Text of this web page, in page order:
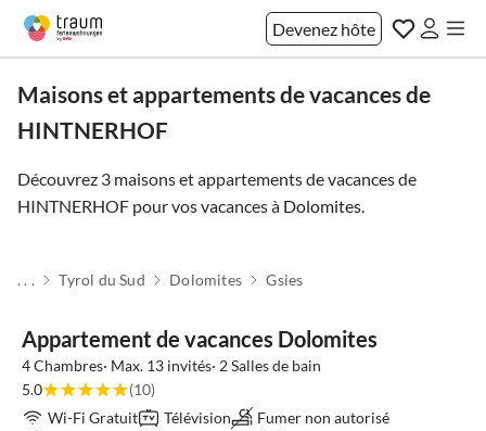
Devenez hôte
Maisons et appartements de vacances de
HINTNERHOF
Découvrez 3 maisons et appartements de vacances de
HINTNERHOF pour vos vacances à Dolomites.
. . . Tyrol du Sud Dolomites Gsies
Appartement de vacances Dolomites
4 Chambres· Max. 13 invités· 2 Salles de bain
5.0
(10)
Wi-Fi Gratuit
Télévision
Fumer non autorisé